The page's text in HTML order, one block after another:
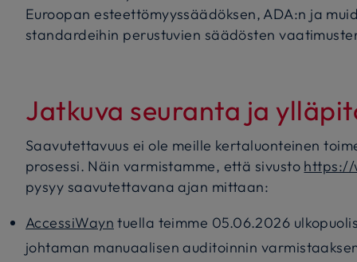
Euroopan esteettömyyssäädöksen, ADA:n ja
standardeihin perustuvien säädösten
Jatkuva seuranta ja
Saavutettavuus ei ole meille kertaluonteinen
prosessi. Näin varmistamme, että sivusto https://
pysyy saavutettavana ajan mittaan:
AccessiWayn tuella teimme 05.06.2026
johtaman manuaalisen auditoinnin